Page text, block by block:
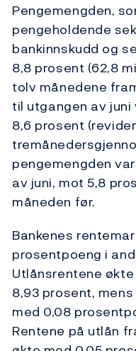
Pengemengden,
pengeholdende
bankinnskudd og
8,8 prosent (62,8
tolv månedene
til utgangen av
8,6 prosent
pengemengden
av juni, mot 5,8
måneden før.
Bankenes
prosentpoeng i
Utlånsrentene
8,93 prosent,
med 0,08
Rentene på utlån